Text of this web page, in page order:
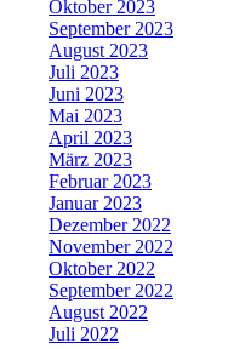
Oktober 2023
September 2023
August 2023
Juli 2023
Juni 2023
Mai 2023
April 2023
März 2023
Februar 2023
Januar 2023
Dezember 2022
November 2022
Oktober 2022
September 2022
August 2022
Juli 2022